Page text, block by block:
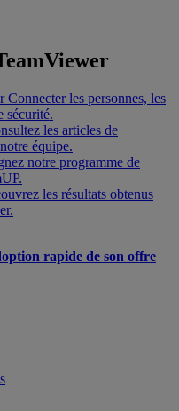
Connecter les personnes, les
sécurité.
les articles de
équipe.
notre programme de
les résultats obtenus
rapide de son offre